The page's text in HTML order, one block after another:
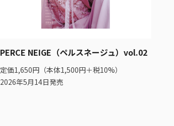
PERCE NEIGE（ペルスネージュ）vol.02
定価1,650円（本体1,500円＋税10%）
2026年5月14日発売